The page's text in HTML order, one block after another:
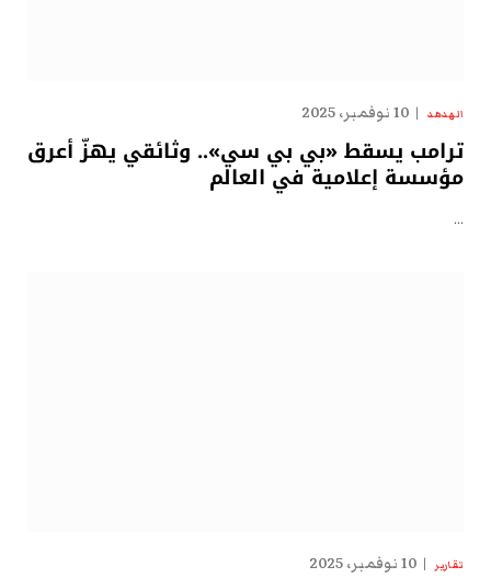
الهدهد 10 نوفمبر، 2025
ترامب يسقط «بي بي سي».. وثائقي يهزّ أعرق
مؤسسة إعلامية في العالم
…
تقارير 10 نوفمبر، 2025